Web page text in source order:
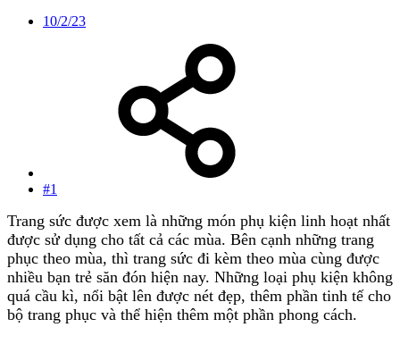
10/2/23
#1
Trang sức được xem là những món phụ kiện linh hoạt nhất
được sử dụng cho tất cả các mùa. Bên cạnh những trang
phục theo mùa, thì trang sức đi kèm theo mùa cùng được
nhiều bạn trẻ săn đón hiện nay. Những loại phụ kiện không
quá cầu kì, nổi bật lên được nét đẹp, thêm phần tinh tế cho
bộ trang phục và thể hiện thêm một phần phong cách.